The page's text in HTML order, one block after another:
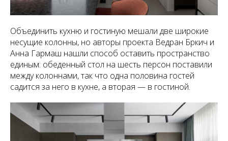
Объединить кухню и гостиную мешали две широкие
несущие колонны, но авторы проекта Ведран Бркич и
Анна Гармаш нашли способ оставить пространство
единым: обеденный стол на шесть персон поставили
между колоннами, так что одна половина гостей
садится за него в кухне, а вторая — в гостиной.